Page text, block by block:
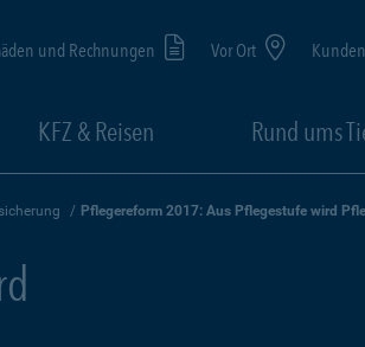
und Rechnungen Vor Ort
KFZ & Reisen Rund ums
Pflegereform 2017: Aus Pflegestufe wird